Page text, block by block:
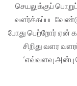
செயலுக்குப்
வளர்க்கப்பட
போது பெற்றோர் ஏன்
சிறிது வளர
‘எவ்வளவு